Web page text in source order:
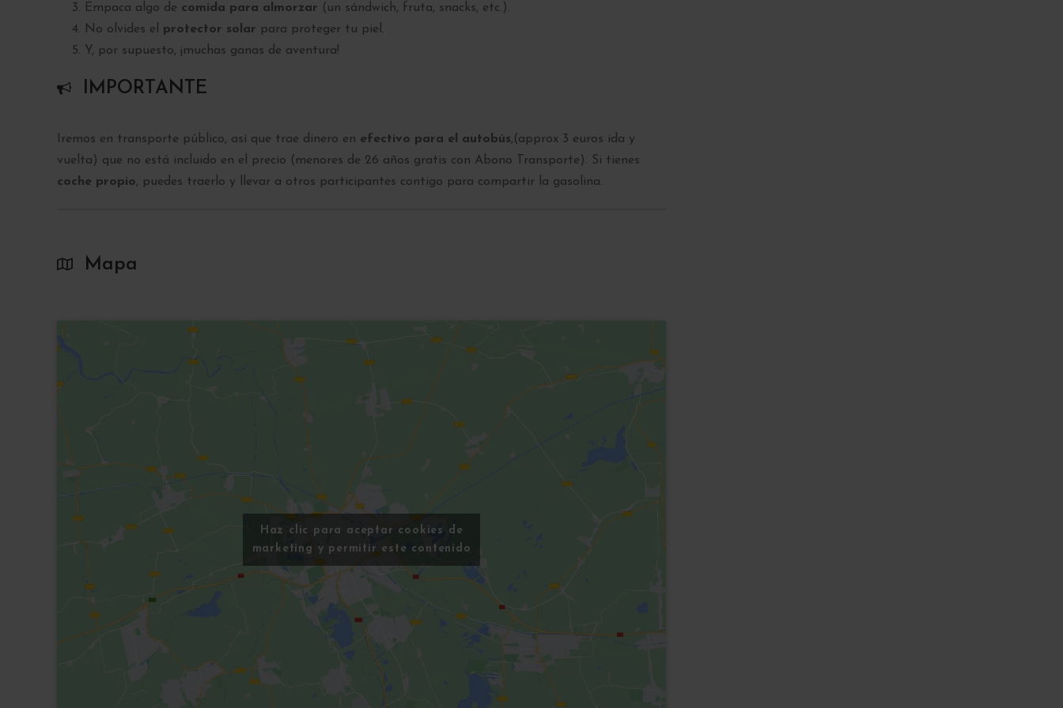
Empaca algo de comida para almorzar (un sándwich, fruta, snacks, etc.).
No olvides el protector solar para proteger tu piel.
Y, por supuesto, ¡muchas ganas de aventura!
IMPORTANTE
Iremos en transporte público, así que trae dinero en efectivo para el autobús,(approx 3 euros ida y
vuelta) que no está incluido en el precio (menores de 26 años gratis con Abono Transporte). Si tienes
coche propio, puedes traerlo y llevar a otros participantes contigo para compartir la gasolina.
Mapa
Haz clic para aceptar cookies de
marketing y permitir este contenido